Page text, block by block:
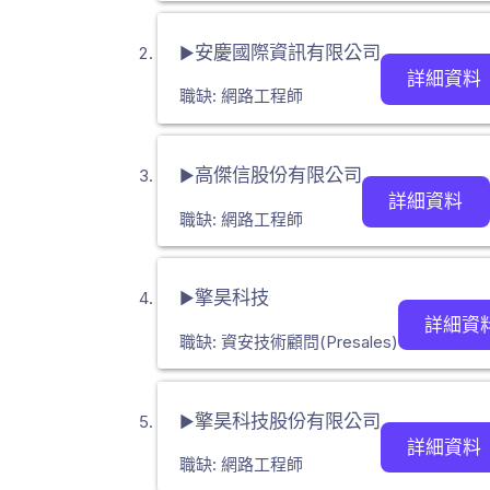
▶安慶國際資訊有限公司
職缺: 網路工程師
詳細資料
▶高傑信股份有限公司
職缺: 網路工程師
詳細資料
▶擎昊科技
職缺: 資安技術顧問(Presales)
詳細資
▶擎昊科技股份有限公司
職缺: 網路工程師
詳細資料